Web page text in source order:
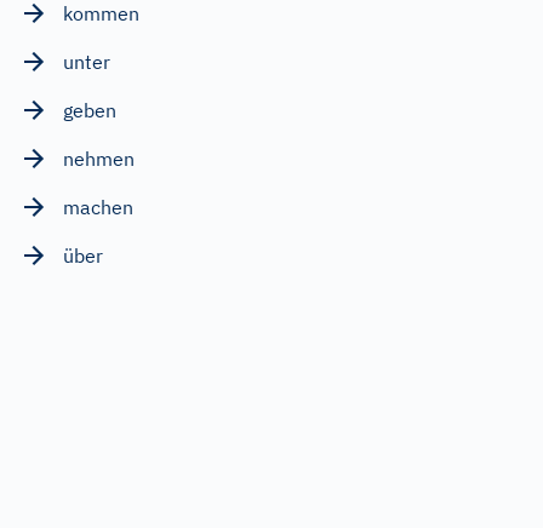
kommen
unter
geben
nehmen
machen
über